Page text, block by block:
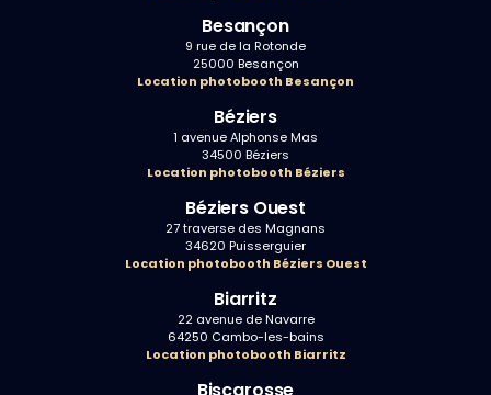
Besançon
9 rue de la Rotonde
25000 Besançon
Location photobooth Besançon
Béziers
1 avenue Alphonse Mas
34500 Béziers
Location photobooth Béziers
Béziers Ouest
27 traverse des Magnans
34620 Puisserguier
Location photobooth Béziers Ouest
Biarritz
22 avenue de Navarre
64250 Cambo-les-bains
Location photobooth Biarritz
Biscarosse